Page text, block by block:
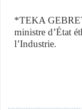
*TEKA
ministre d’État
l’Industrie.